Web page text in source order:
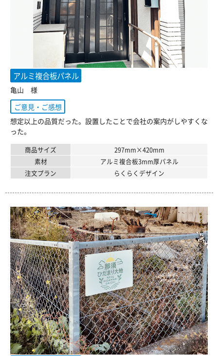
アルミ複合板パネル
亀山 様
ご意見・ご感想
想定以上の品質だった。設置したことで会社の案内がしやすくな
った。
商品サイズ
297mm×420mm
素材
アルミ複合板3mm厚パネル
注文プラン
らくらくデザイン